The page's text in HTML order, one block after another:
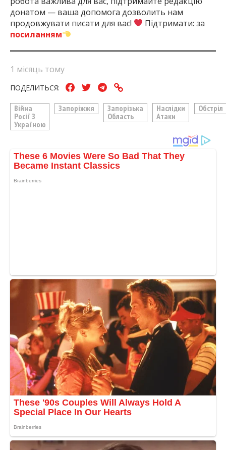
донатом — ваша допомога дозволить нам
продовжувати писати для вас!
Підтримати: за
посиланням
1 місяць тому
ПОДЕЛИТЬСЯ:
Війна
Росії З
Україною
Запоріжжя
Запорізька
Область
Наслідки
Атаки
Обстріл